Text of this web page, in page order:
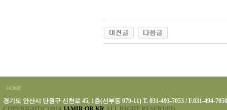
경기도 안산시 단원구 신천로 45, 1층(선부동 979-11) T. 031-493-7053 / F.031-494-7050